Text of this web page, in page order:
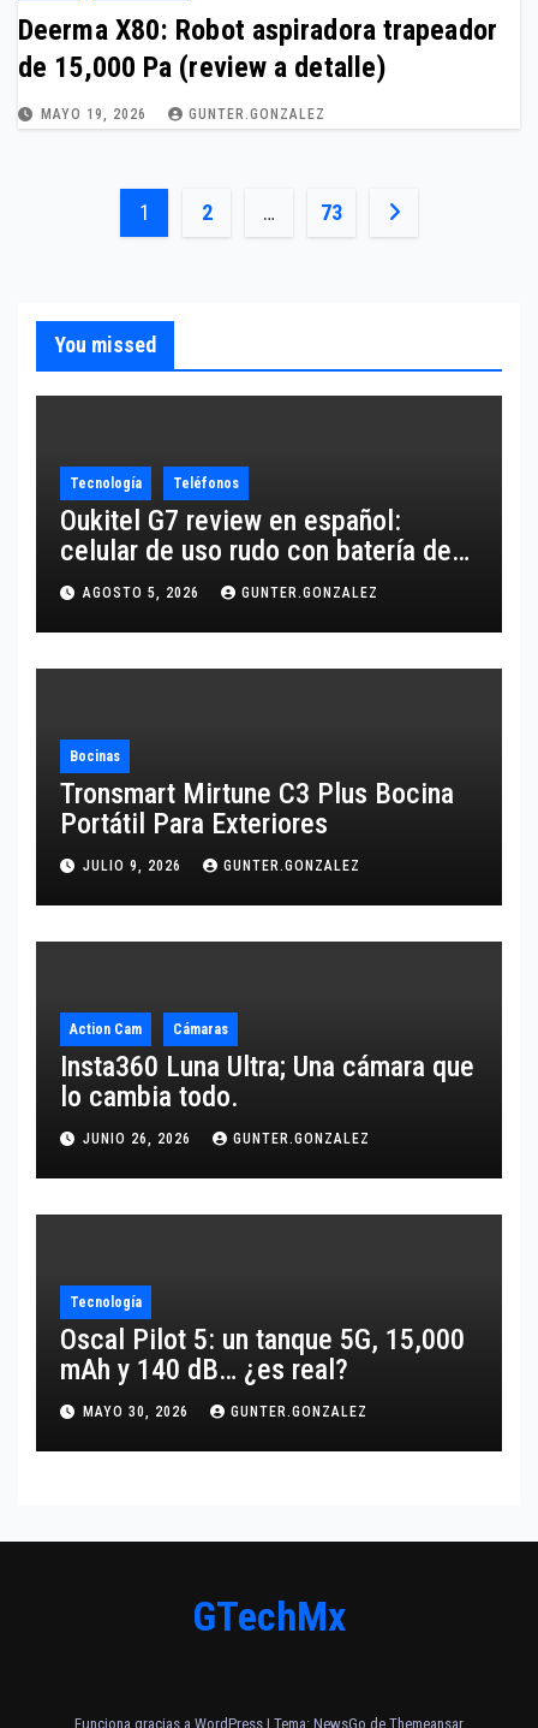
Deerma X80: Robot aspiradora trapeador
de 15,000 Pa (review a detalle)
MAYO 19, 2026 GUNTER.GONZALEZ
Paginación
entradas
1 2 … 73
You missed
Tecnología Teléfonos
Oukitel G7 review en español:
celular de uso rudo con batería de
10,600 mAh
AGOSTO 5, 2026 GUNTER.GONZALEZ
Bocinas
Tronsmart Mirtune C3 Plus Bocina
Portátil Para Exteriores
JULIO 9, 2026 GUNTER.GONZALEZ
Action Cam Cámaras
Insta360 Luna Ultra; Una cámara que
lo cambia todo.
JUNIO 26, 2026 GUNTER.GONZALEZ
Tecnología
Oscal Pilot 5: un tanque 5G, 15,000
mAh y 140 dB… ¿es real?
MAYO 30, 2026 GUNTER.GONZALEZ
GTechMx
Funciona gracias a WordPress | Tema: NewsGo de Themeansar